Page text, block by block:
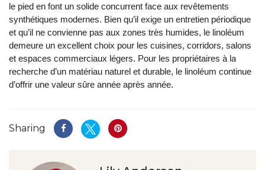
le pied en font un solide concurrent face aux revêtements
synthétiques modernes. Bien qu’il exige un entretien périodique
et qu’il ne convienne pas aux zones très humides, le linoléum
demeure un excellent choix pour les cuisines, corridors, salons
et espaces commerciaux légers. Pour les propriétaires à la
recherche d’un matériau naturel et durable, le linoléum continue
d’offrir une valeur sûre année après année.
Sharing